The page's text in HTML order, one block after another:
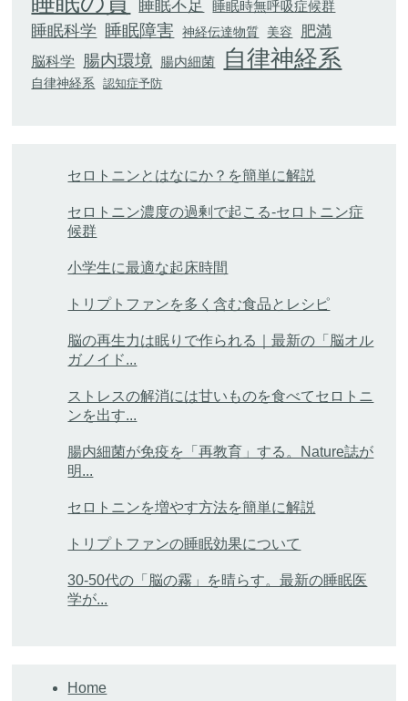
睡眠不足 睡眠時無呼吸症候群
睡眠科学 睡眠障害 神経伝達物質 美容 肥満
脳科学 腸内環境 腸内細菌 自律神経系
自律神経系 認知症予防
セロトニンとはなにか？を簡単に解説
セロトニン濃度の過剰で起こる-セロトニン症
候群
小学生に最適な起床時間
トリプトファンを多く含む食品とレシピ
脳の再生力は眠りで作られる｜最新の「脳オル
ガノイド...
ストレスの解消には甘いものを食べてセロトニ
ンを出す...
腸内細菌が免疫を「再教育」する。Nature誌が
明...
セロトニンを増やす方法を簡単に解説
トリプトファンの睡眠効果について
30-50代の「脳の霧」を晴らす。最新の睡眠医
学が...
Home